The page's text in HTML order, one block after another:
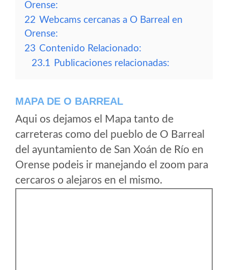
Orense:
22 Webcams cercanas a O Barreal en
Orense:
23 Contenido Relacionado:
23.1 Publicaciones relacionadas:
MAPA DE O BARREAL
Aqui os dejamos el Mapa tanto de
carreteras como del pueblo de O Barreal
del ayuntamiento de San Xoán de Río en
Orense podeis ir manejando el zoom para
cercaros o alejaros en el mismo.